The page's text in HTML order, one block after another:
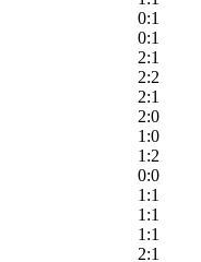
0:1
0:1
2:1
2:2
2:1
2:0
1:0
1:2
0:0
1:1
1:1
1:1
2:1